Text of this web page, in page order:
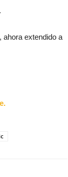
ahora extendido a